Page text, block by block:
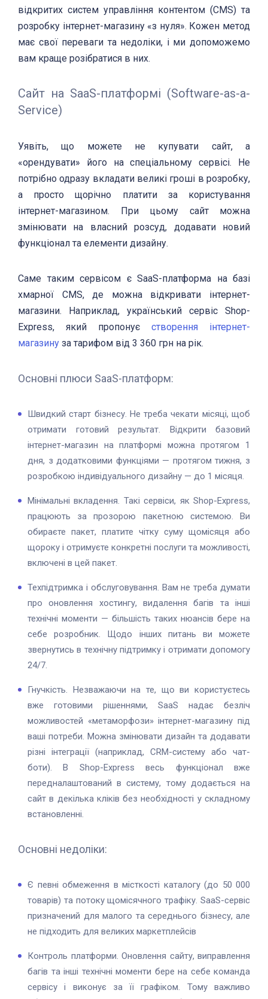
відкритих систем управління контентом (CMS) та
розробку інтернет-магазину «з нуля». Кожен метод
має свої переваги та недоліки, і ми допоможемо
вам краще розібратися в них.
Сайт на SaaS-платформі (Software-as-a-
Service)
Уявіть, що можете не купувати сайт, а
«орендувати» його на спеціальному сервісі. Не
потрібно одразу вкладати великі гроші в розробку,
а просто щорічно платити за користування
інтернет-магазином. При цьому сайт можна
змінювати на власний розсуд, додавати новий
функціонал та елементи дизайну.
Саме таким сервісом є SaaS-платформа на базі
хмарної CMS, де можна відкривати інтернет-
магазини. Наприклад, український сервіс Shop-
Express, який пропонує створення інтернет-
магазину за тарифом від 3 360 грн на рік.
Основні плюси SaaS-платформ:
Швидкий старт бізнесу. Не треба чекати місяці, щоб
отримати готовий результат. Відкрити базовий
інтернет-магазин на платформі можна протягом 1
дня, з додатковими функціями — протягом тижня, з
розробкою індивідуального дизайну — до 1 місяця.
Мінімальні вкладення. Такі сервіси, як Shop-Express,
працюють за прозорою пакетною системою. Ви
обираєте пакет, платите чітку суму щомісяця або
щороку і отримуєте конкретні послуги та можливості,
включені в цей пакет.
Техпідтримка і обслуговування. Вам не треба думати
про оновлення хостингу, видалення багів та інші
технічні моменти — більшість таких нюансів бере на
себе розробник. Щодо інших питань ви можете
звернутись в технічну підтримку і отримати допомогу
24/7.
Гнучкість. Незважаючи на те, що ви користуєтесь
вже готовими рішеннями, SaaS надає безліч
можливостей «метаморфози» інтернет-магазину під
ваші потреби. Можна змінювати дизайн та додавати
різні інтеграції (наприклад, CRM-систему або чат-
боти). В Shop-Express весь функціонал вже
передналаштований в систему, тому додається на
сайт в декілька кліків без необхідності у складному
встановленні.
Основні недоліки:
Є певні обмеження в місткості каталогу (до 50 000
товарів) та потоку щомісячного трафіку. SaaS-сервіс
призначений для малого та середнього бізнесу, але
не підходить для великих маркетплейсів
Контроль платформи. Оновлення сайту, виправлення
багів та інші технічні моменти бере на себе команда
сервісу і виконує за її графіком. Тому важливо